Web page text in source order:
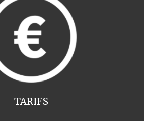
TARIFS